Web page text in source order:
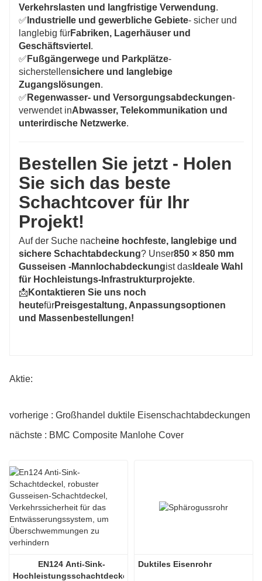
Verkehrslasten und langfristige Verwendung.
✅ Industrielle und gewerbliche Gebiete- sicher und
langlebig fürFabriken, Lagerhäuser und
Geschäftsviertel .
✅ Fußgängerwege und Parkplätze-
sicherstellensichere und langlebige
Zugangslösungen.
✅ Regenwasser- und Versorgungsabdeckungen-
verwendet inAbwasser, Telekommunikation und
unterirdische Netzwerke.
Bestellen Sie jetzt - Holen
Sie sich das beste
Schachtcover für Ihr
Projekt!
Auf der Suche nacheine hochfeste, langlebige und
sichere Schachtabdeckung? Unser850 × 850 mm
Gusseisen -Mannlochabdeckungist das Ideale Wahl
für Hochleistungs-Infrastrukturprojekte.
📩 Kontaktieren Sie uns noch
heutefürPreisgestaltung, Anpassungsoptionen
und Massenbestellungen!
Aktie:
vorherige : Großhandel duktile Eisenschachtabdeckungen
nächste : BMC Composite Manlohe Cover
EN124 Anti-Sink-
Hochleistungsschachtdeckel
Duktiles Eisenrohr